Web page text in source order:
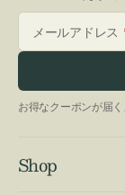
Shop
メールアドレス
お得なクーポンが届